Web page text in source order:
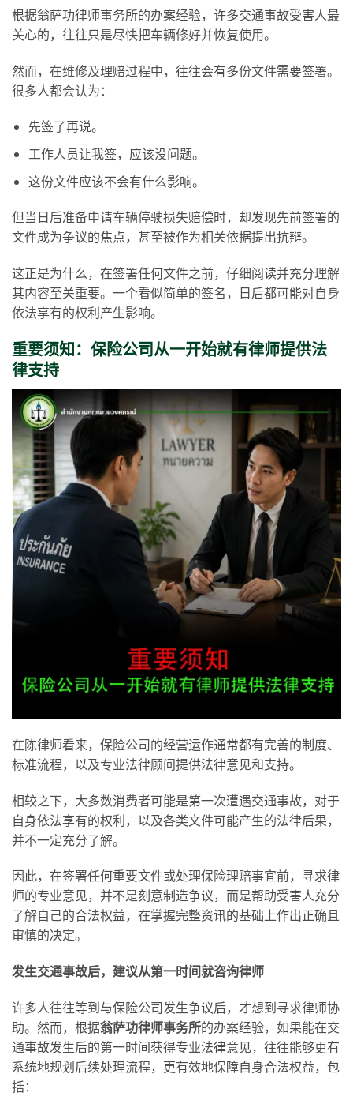
根据翁萨功律师事务所的办案经验，许多交通事故受害人最
关心的，往往只是尽快把车辆修好并恢复使用。
然而，在维修及理赔过程中，往往会有多份文件需要签署。
很多人都会认为：
先签了再说。
工作人员让我签，应该没问题。
这份文件应该不会有什么影响。
但当日后准备申请车辆停驶损失赔偿时，却发现先前签署的
文件成为争议的焦点，甚至被作为相关依据提出抗辩。
这正是为什么，在签署任何文件之前，仔细阅读并充分理解
其内容至关重要。一个看似简单的签名，日后都可能对自身
依法享有的权利产生影响。
重要须知：保险公司从一开始就有律师提供法
律支持
在陈律师看来，保险公司的经营运作通常都有完善的制度、
标准流程，以及专业法律顾问提供法律意见和支持。
相较之下，大多数消费者可能是第一次遭遇交通事故，对于
自身依法享有的权利，以及各类文件可能产生的法律后果，
并不一定充分了解。
因此，在签署任何重要文件或处理保险理赔事宜前，寻求律
师的专业意见，并不是刻意制造争议，而是帮助受害人充分
了解自己的合法权益，在掌握完整资讯的基础上作出正确且
审慎的决定。
发生交通事故后，建议从第一时间就咨询律师
许多人往往等到与保险公司发生争议后，才想到寻求律师协
助。然而，根据翁萨功律师事务所的办案经验，如果能在交
通事故发生后的第一时间获得专业法律意见，往往能够更有
系统地规划后续处理流程，更有效地保障自身合法权益，包
括：